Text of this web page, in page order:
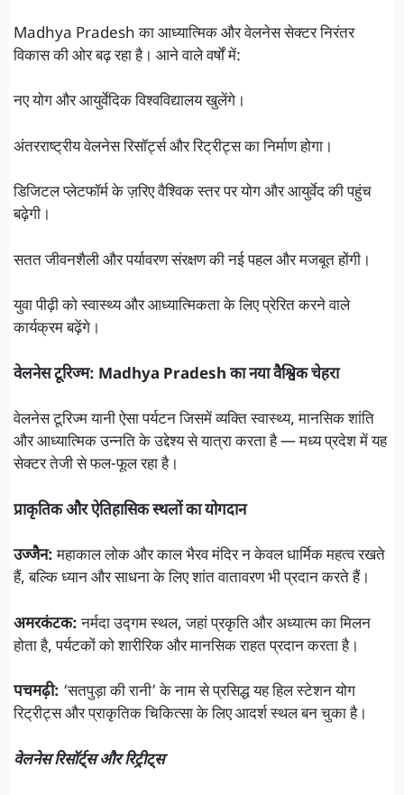
Madhya Pradesh का आध्यात्मिक और वेलनेस सेक्टर निरंतर
विकास की ओर बढ़ रहा है। आने वाले वर्षों में:
नए योग और आयुर्वेदिक विश्वविद्यालय खुलेंगे।
अंतरराष्ट्रीय वेलनेस रिसॉर्ट्स और रिट्रीट्स का निर्माण होगा।
डिजिटल प्लेटफॉर्म के ज़रिए वैश्विक स्तर पर योग और आयुर्वेद की पहुंच
बढ़ेगी।
सतत जीवनशैली और पर्यावरण संरक्षण की नई पहल और मजबूत होंगी।
युवा पीढ़ी को स्वास्थ्य और आध्यात्मिकता के लिए प्रेरित करने वाले
कार्यक्रम बढ़ेंगे।
वेलनेस टूरिज्म: Madhya Pradesh का नया वैश्विक चेहरा
वेलनेस टूरिज्म यानी ऐसा पर्यटन जिसमें व्यक्ति स्वास्थ्य, मानसिक शांति
और आध्यात्मिक उन्नति के उद्देश्य से यात्रा करता है — मध्य प्रदेश में यह
सेक्टर तेजी से फल-फूल रहा है।
प्राकृतिक और ऐतिहासिक स्थलों का योगदान
उज्जैन:महाकाल लोक और काल भैरव मंदिर न केवल धार्मिक महत्व रखते
हैं, बल्कि ध्यान और साधना के लिए शांत वातावरण भी प्रदान करते हैं।
अमरकंटक:नर्मदा उद्गम स्थल, जहां प्रकृति और अध्यात्म का मिलन
होता है, पर्यटकों को शारीरिक और मानसिक राहत प्रदान करता है।
पचमढ़ी: ‘सतपुड़ा की रानी’ के नाम से प्रसिद्ध यह हिल स्टेशन योग
रिट्रीट्स और प्राकृतिक चिकित्सा के लिए आदर्श स्थल बन चुका है।
वेलनेस रिसॉर्ट्स और रिट्रीट्स